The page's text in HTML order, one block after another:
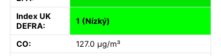
Index UK
DEFRA:
1 (Nízký)
CO:
127.0 µg/m³